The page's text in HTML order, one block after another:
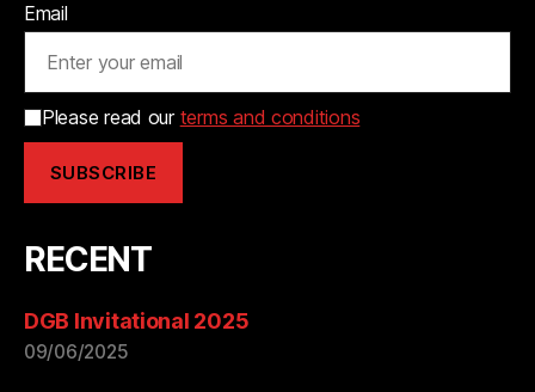
Email
Please read our terms and conditions
RECENT
DGB Invitational 2025
09/06/2025